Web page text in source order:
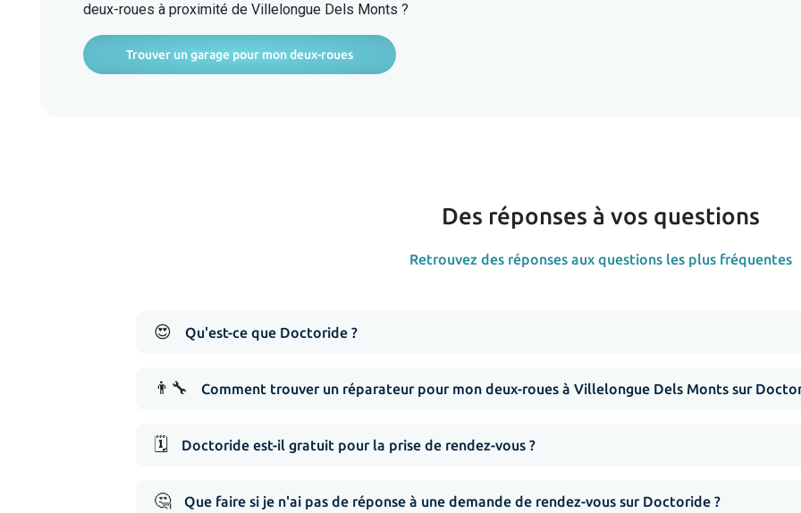
deux-roues à proximité de Villelongue Dels Monts ?
Trouver un garage pour mon deux-roues
Des réponses à vos questions
Retrouvez des réponses aux questions les plus fréquentes
😍 Qu'est-ce que Doctoride ?
👨‍🔧 Comment trouver un réparateur pour mon deux-roues à Villelongue Dels Monts sur
🗓️ Doctoride est-il gratuit pour la prise de rendez-vous ?
🤔 Que faire si je n'ai pas de réponse à une demande de rendez-vous sur Doctoride ?